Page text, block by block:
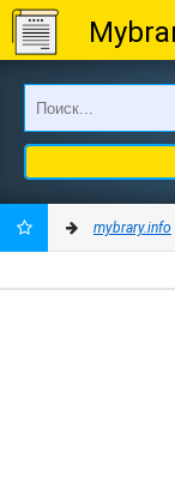
mybrary.info